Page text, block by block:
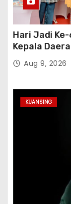
Hari Jadi
Kepala
Membangun
Aug 9, 2026
KUANSING